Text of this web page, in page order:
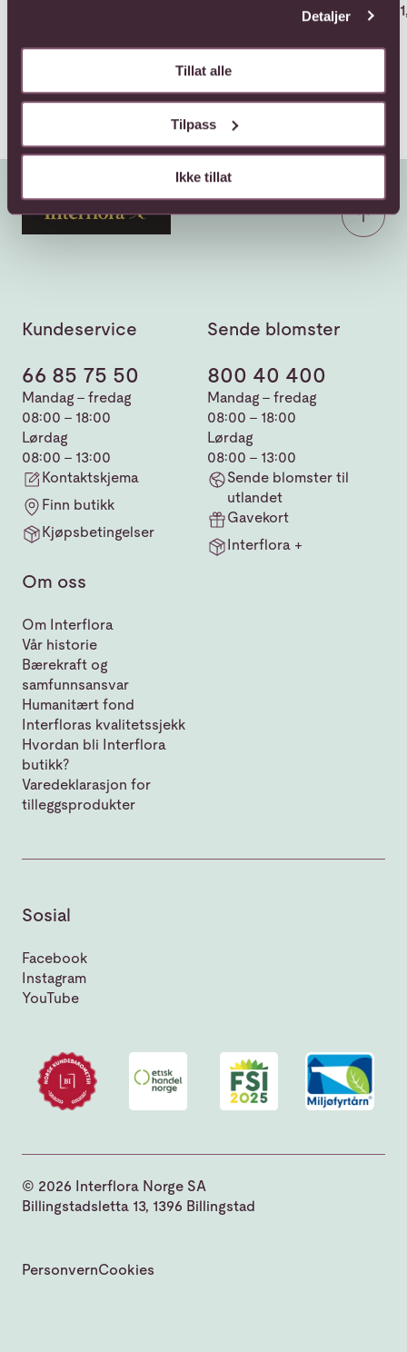
Detaljer
Tillat alle
Tilpass
Ikke tillat
Kundeservice
66 85 75 50
Mandag - fredag
08:00 - 18:00
Lørdag
08:00 - 13:00
Kontaktskjema
Finn butikk
Kjøpsbetingelser
Sende blomster
800 40 400
Mandag - fredag
08:00 - 18:00
Lørdag
08:00 - 13:00
Sende blomster til
utlandet
Gavekort
Interflora +
Om oss
Om Interflora
Vår historie
Bærekraft og
samfunnsansvar
Humanitært fond
Interfloras kvalitetssjekk
Hvordan bli Interflora
butikk?
Varedeklarasjon for
tilleggsprodukter
Sosial
Facebook
Instagram
YouTube
© 2026 Interflora Norge SA
Billingstadsletta 13, 1396 Billingstad
PersonvernCookies